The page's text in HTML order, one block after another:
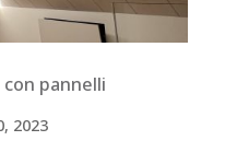
pannelli
2023